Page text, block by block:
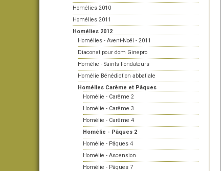
Homélies 2010
Homélies 2011
Homélies 2012
Homélies - Avent-Noël - 2011
Diaconat pour dom Ginepro
Homélie - Saints Fondateurs
Homélie Bénédiction abbatiale
Homélies Carême et Pâques
Homélie - Carême 2
Homélie - Carême 3
Homélie - Carême 4
Homélie - Pâques 2
Homélie - Pâques 4
Homélie - Ascension
Homélie - Pâques 7